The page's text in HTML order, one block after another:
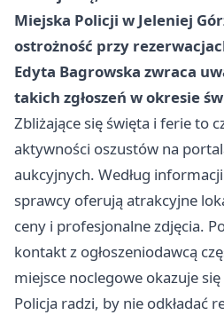
Miejska Policji w Jeleniej
ostrożność przy
Edyta Bagrowska zwraca
takich zgłoszeń w okresie
Zbliżające się święta i ferie to
aktywności oszustów na
aukcyjnych. Według
sprawcy oferują atrakcyjne
ceny i profesjonalne zdjęcia.
kontakt z ogłoszeniodawcą
miejsce noclegowe okazuje
Policja radzi, by nie odkładać